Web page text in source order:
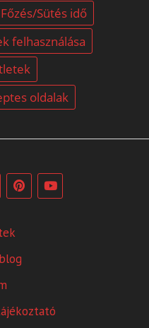
Főzés/Sütés idő
felhasználása
oldalak